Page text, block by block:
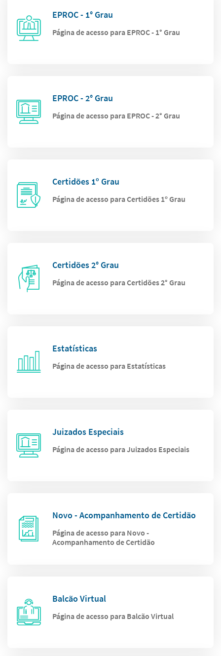
EPROC - 1° Grau
Página de acesso para EPROC - 1° Grau
EPROC - 2° Grau
Página de acesso para EPROC - 2° Grau
Certidões 1º Grau
Página de acesso para Certidões 1º Grau
Certidões 2° Grau
Página de acesso para Certidões 2° Grau
Estatísticas
Página de acesso para Estatísticas
Juizados Especiais
Página de acesso para Juizados Especiais
Novo - Acompanhamento de Certidão
Página de acesso para Novo -
Acompanhamento de Certidão
Balcão Virtual
Página de acesso para Balcão Virtual